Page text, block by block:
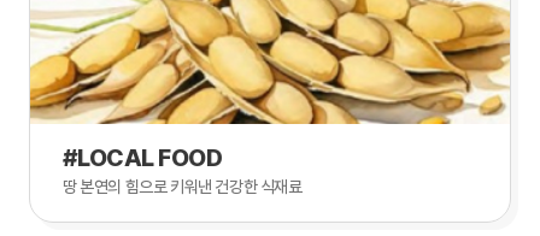
#LOCAL FOOD
땅 본연의 힘으로 키워낸 건강한 식재료